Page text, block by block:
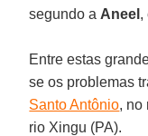
segundo a Aneel ,
Entre estas
se os problemas
Santo Antônio, no
rio Xingu (PA).